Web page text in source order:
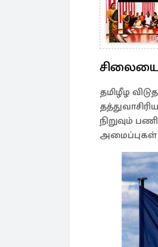
சிலையை
தமிழீழ
நிறுவும்
அமைப்புகள்